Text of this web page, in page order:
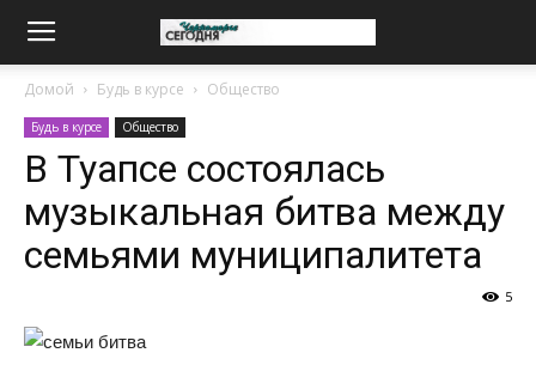
Домой Будь в курсе Общество
Будь в курсе Общество
В Туапсе состоялась
музыкальная битва между
семьями муниципалитета
5